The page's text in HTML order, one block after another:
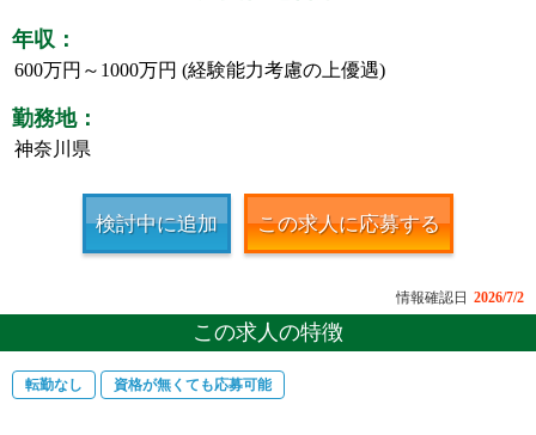
年収：
600万円～1000万円 (経験能力考慮の上優遇)
勤務地：
神奈川県
検討中に追加 この求人に応募する
情報確認日 2026/7/2
この求人の特徴
転勤なし 資格が無くても応募可能